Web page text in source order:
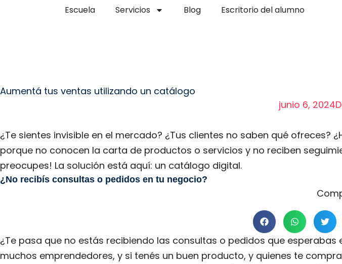
Escuela Servicios Blog Escritorio del alumno
Aumentá tus ventas utilizando un catálogo
junio 6, 2024
¿Te sientes invisible en el mercado? ¿Tus clientes no saben qué
porque no conocen la carta de productos o servicios y no reciben
preocupes! La solución está aquí: un catálogo digital.
¿No recibís consultas o pedidos en tu negocio?
¿Te pasa que no estás recibiendo las consultas o pedidos que
muchos emprendedores, y si tenés un buen producto, y quienes te